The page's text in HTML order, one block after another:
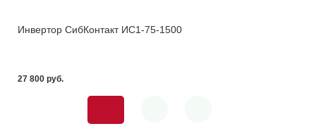
Инвертор СибКонтакт ИС1-75-1500
27 800 pуб.